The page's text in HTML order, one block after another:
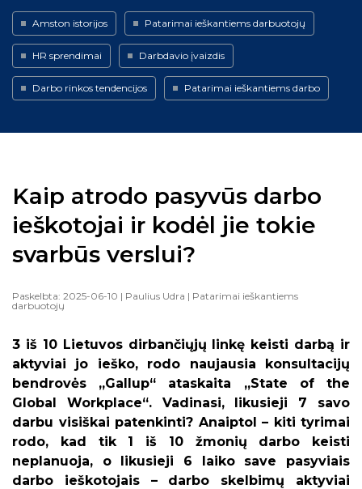
Amston istorijos Patarimai ieškantiems darbuotojų
HR sprendimai Darbdavio įvaizdis
Darbo rinkos tendencijos Patarimai ieškantiems darbo
Kaip atrodo pasyvūs darbo
ieškotojai ir kodėl jie tokie
svarbūs verslui?
Paskelbta: 2025-06-10 | Paulius Udra | Patarimai ieškantiems
darbuotojų
3 iš 10 Lietuvos dirbančiųjų linkę keisti darbą ir
aktyviai jo ieško, rodo naujausia konsultacijų
bendrovės „Gallup“ ataskaita „State of the
Global Workplace“. Vadinasi, likusieji 7 savo
darbu visiškai patenkinti? Anaiptol – kiti tyrimai
rodo, kad tik 1 iš 10 žmonių darbo keisti
neplanuoja, o likusieji 6 laiko save pasyviais
darbo ieškotojais – darbo skelbimų aktyviai